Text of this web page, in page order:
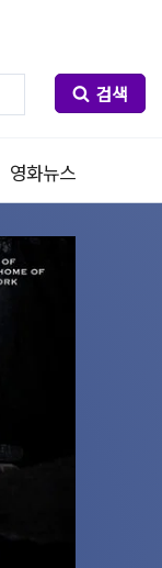
검색
영화뉴스